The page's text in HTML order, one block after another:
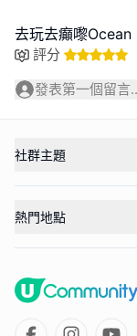
去玩去癲嚟
評分
發表第一個留言
社群主題
熱門地點